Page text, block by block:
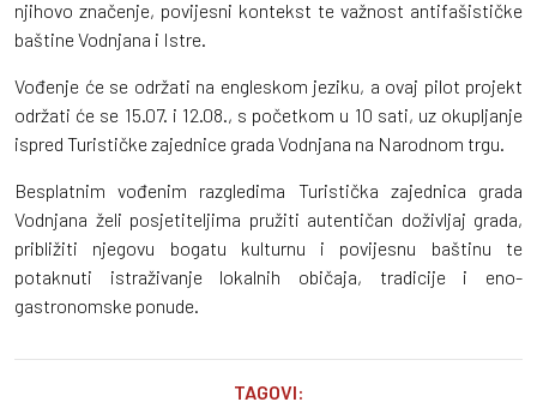
njihovo značenje, povijesni kontekst te važnost antifašističke
baštine Vodnjana i Istre.
Vođenje će se održati na engleskom jeziku, a ovaj pilot projekt
održati će se 15.07. i 12.08., s početkom u 10 sati, uz okupljanje
ispred Turističke zajednice grada Vodnjana na Narodnom trgu.
Besplatnim vođenim razgledima Turistička zajednica grada
Vodnjana želi posjetiteljima pružiti autentičan doživljaj grada,
približiti njegovu bogatu kulturnu i povijesnu baštinu te
potaknuti istraživanje lokalnih običaja, tradicije i eno-
gastronomske ponude.
TAGOVI: